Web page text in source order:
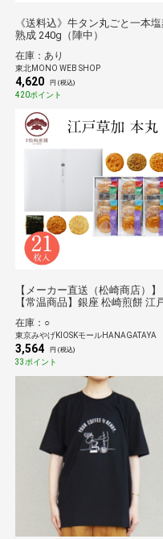
《送料込》牛タン丸ごと一本
熟成 240g（陣中）
在庫：あり
東北MONO WEB SHOP
4,620 円 (税込)
420ポイント
【メーカー直送（松崎商店）】
【常温商品】銀座 松崎煎餅 江
在庫：○
東京みやげKIOSKモールHANAGATAYA
3,564 円 (税込)
33ポイント